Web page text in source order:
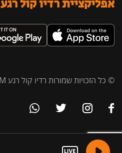
אפליקציית רדיו קול רגע
© כל הזכויות שמורות רדיו קול רגע 96FM 91.5FM